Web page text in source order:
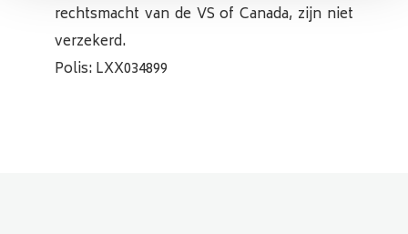
rechtsmacht van de VS of Canada, zijn niet
verzekerd.
Polis: LXX034899